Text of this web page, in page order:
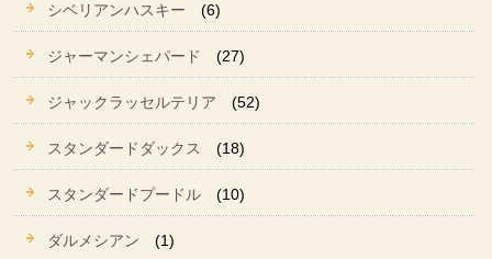
シベリアンハスキー (6)
ジャーマンシェパード (27)
ジャックラッセルテリア (52)
スタンダードダックス (18)
スタンダードプードル (10)
ダルメシアン (1)